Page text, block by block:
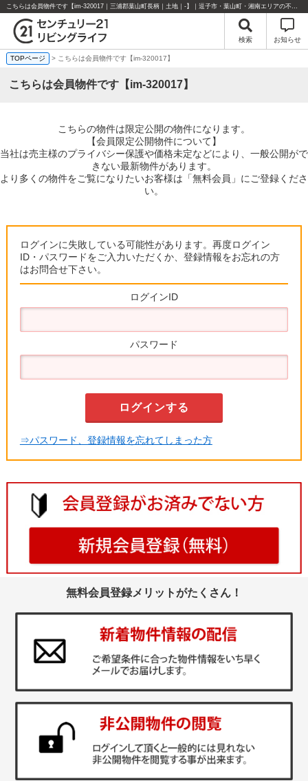
こちらは会員物件です【im-320017｜三浦郡葉山町長柄｜土地｜-】｜逗子市・葉山町・湘南エリアの不動産のことならセンチュリー21リビングライフにお任せください！
検索 お知らせ
TOPページ > こちらは会員物件です【im-320017】
こちらは会員物件です【im-320017】
こちらの物件は限定公開の物件になります。
【会員限定公開物件について】
当社は売主様のプライバシー保護や価格未定などにより、一般公開がで
きない最新物件があります。
より多くの物件をご覧になりたいお客様は「無料会員」にご登録くださ
い。
ログインに失敗している可能性があります。再度ログイン
ID・パスワードをご入力いただくか、登録情報をお忘れの方
はお問合せ下さい。
ログインID
パスワード
⇒パスワード、登録情報を忘れてしまった方
無料会員登録メリットがたくさん！